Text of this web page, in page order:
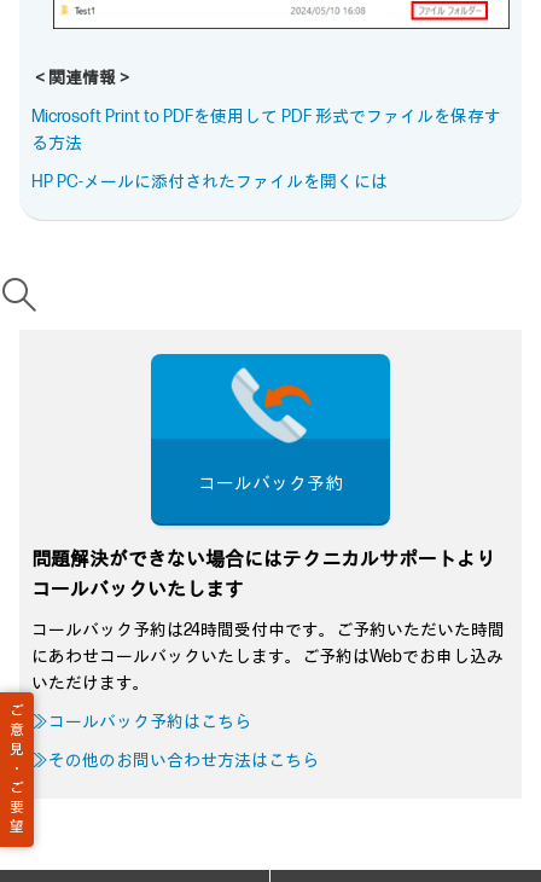
＜関連情報＞
Microsoft Print to PDFを使用して PDF 形式でファイルを保存す
る方法
HP PC-メールに添付されたファイルを開くには
ご
意
見
・
ご
要
望
コールバック予約
問題解決ができない場合にはテクニカルサポートより
コールバックいたします
コールバック予約は24時間受付中です。ご予約いただいた時間
にあわせコールバックいたします。ご予約はWebでお申し込み
いただけます。
≫コールバック予約はこちら
≫その他のお問い合わせ方法はこちら